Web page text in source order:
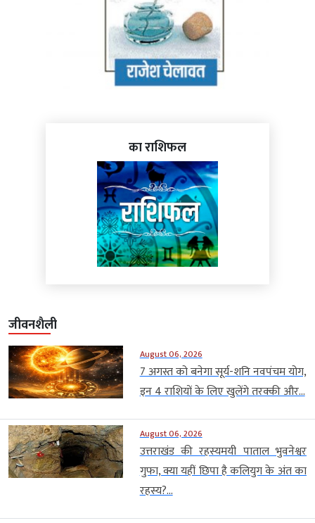
का राशिफल
जीवनशैली
August 06, 2026
7 अगस्त को बनेगा सूर्य-शनि नवपंचम योग,
इन 4 राशियों के लिए खुलेंगे तरक्की और...
August 06, 2026
उत्तराखंड की रहस्यमयी पाताल भुवनेश्वर
गुफा, क्या यहीं छिपा है कलियुग के अंत का
रहस्य?...